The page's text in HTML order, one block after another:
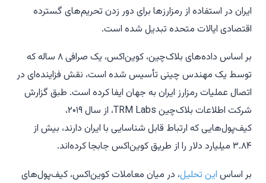
ایران در استفاده از رمزارزها برای دور زدن تحریم‌های گسترده
اقتصادی ایالات متحده تبدیل شده است.
بر اساس داده‌های بلاک‌چین، کوین‌اکس، یک صرافی ۸ ساله که
توسط یک مهندس چینی تأسیس شده است، نقش فزاینده‌ای در
اتصال عملیات رمزارز ایران به جهان ایفا کرده است. طبق گزارش
شرکت اطلاعات بلاک‌چین TRM Labs، از سال ۲۰۱۹،
کیف‌پول‌هایی که ارتباط قابل شناسایی با ایران دارند، بیش از
۳.۸۴ میلیارد دلار را از طریق کوین‌اکس جابجا کرده‌اند.
بر اساس این تحلیل، در میان معاملات کوین‌اکس، کیف‌پول‌های